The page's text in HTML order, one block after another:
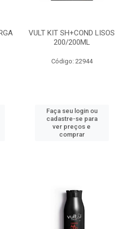
VULT KIT SH+COND LISOS
200/200ML
Código: 22944
Faça seu login ou
cadastre-se para
ver preços e
comprar